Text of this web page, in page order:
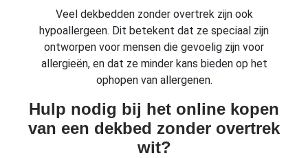
Veel dekbedden zonder overtrek zijn ook
hypoallergeen. Dit betekent dat ze speciaal zijn
ontworpen voor mensen die gevoelig zijn voor
allergieën, en dat ze minder kans bieden op het
ophopen van allergenen.
Hulp nodig bij het online kopen
van een dekbed zonder overtrek
wit?